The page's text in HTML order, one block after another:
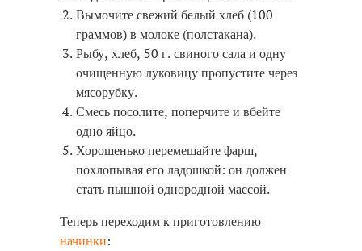
Вымочите свежий белый хлеб (100
граммов) в молоке (полстакана).
Рыбу, хлеб, 50 г. свиного сала и одну
очищенную луковицу пропустите через
мясорубку.
Смесь посолите, поперчите и вбейте
одно яйцо.
Хорошенько перемешайте фарш,
похлопывая его ладошкой: он должен
стать пышной однородной массой.
Теперь переходим к приготовлению
начинки: